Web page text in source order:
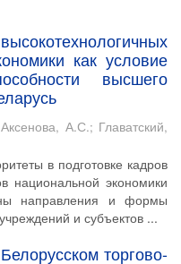
как условие
высшего
Аксенова, А.С.; Главатский,
в подготовке кадров
национальной экономики
направления и формы
и субъектов ...
торгово-